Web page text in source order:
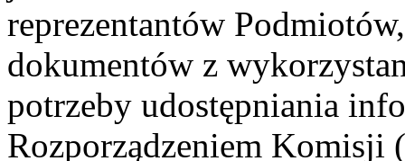
reprezentantów
dokumentów z
potrzeby udostępniania
Rozporządzeniem Komisji